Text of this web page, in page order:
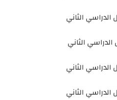
الثاني
الثاني
الثاني
الثاني